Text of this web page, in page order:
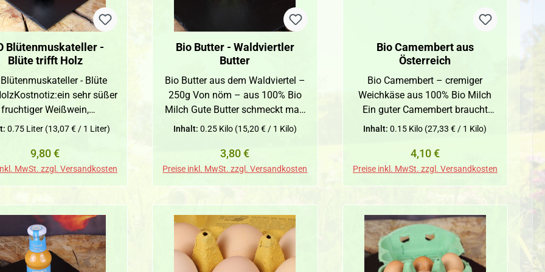
6 Wochen verzehren.
von 6 Wochen verzehren.
Für die Flaschen wird kein Pfand
Blütenmuskateller -
Blüte trifft Holz
Blütenmuskateller - Blüte
sehr süßer
fruchtiger Weißwein,
Alkohol
1,1 g/l, trocken Nicht
für Abholpunkt
wird kein Einsatz
Die Glasflaschen vom
Frank bitte aus
0.75 Liter (13,07 € / 1 Liter)
Regulärer Preis:
9,80 €
MwSt. zzgl. Versandkosten
Bio Butter - Waldviertler
Butter
Bio Butter aus dem Waldviertel –
250g Von nöm – aus 100% Bio
Milch Gute Butter schmeckt man
– und diese hier schmeckt man
nöm stammt aus dem Waldviertel
in Niederösterreich, wird aus
bei einfachen wie
anspruchsvollen Gerichten den
Unterschied macht. Vielseitig
Inhalt: 0.25 Kilo (15,20 € / 1 Kilo)
Regulärer Preis:
3,80 €
Preise inkl. MwSt. zzgl. Versandkosten
Bio Camembert aus
Österreich
Bio Camembert – cremiger
Weichkäse aus 100% Bio Milch
Ein guter Camembert braucht
nicht viel – nur gute Milch, die
Unser Bio Camembert wird aus
100% Bio Milch hergestellt, mit
Zusätze. Das Ergebnis ist ein
Weichkäse mit cremigem Kern,
mild-würzigem Geschmack und
Inhalt:0.15 Kilo (27,33 € / 1 Kilo)
Regulärer Preis:
4,10 €
Preise inkl. MwSt. zzgl. Versandkosten